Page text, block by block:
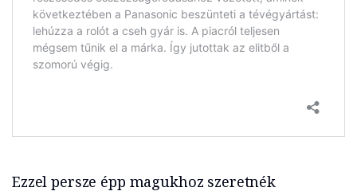
Ezzel persze épp magukhoz szeretnék